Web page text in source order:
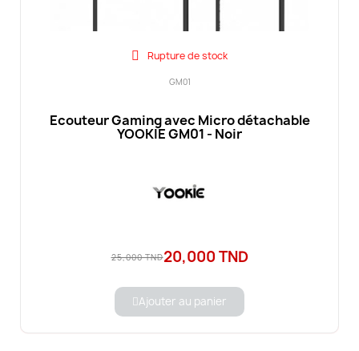
Rupture de stock
GM01
Ecouteur Gaming avec Micro détachable
YOOKIE GM01 - Noir
25,000 TND20,000 TND
Ajouter au panier